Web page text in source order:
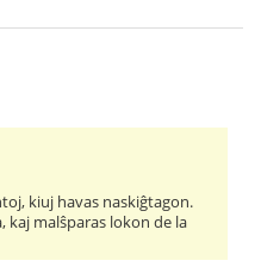
kiuj havas naskiĝtagon.
kaj malŝparas lokon de la